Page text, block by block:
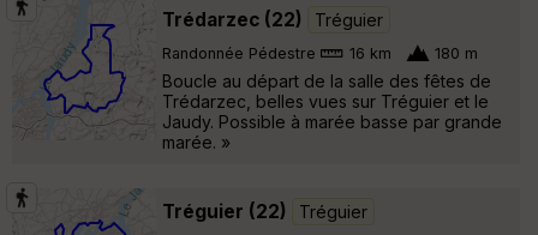
Trédarzec (22) Tréguier
Randonnée Pédestre 16 km 180 m
Boucle au départ de la salle des fêtes de
Trédarzec, belles vues sur Tréguier et le
Jaudy. Possible à marée basse par grande
marée. »
Tréguier (22) Tréguier